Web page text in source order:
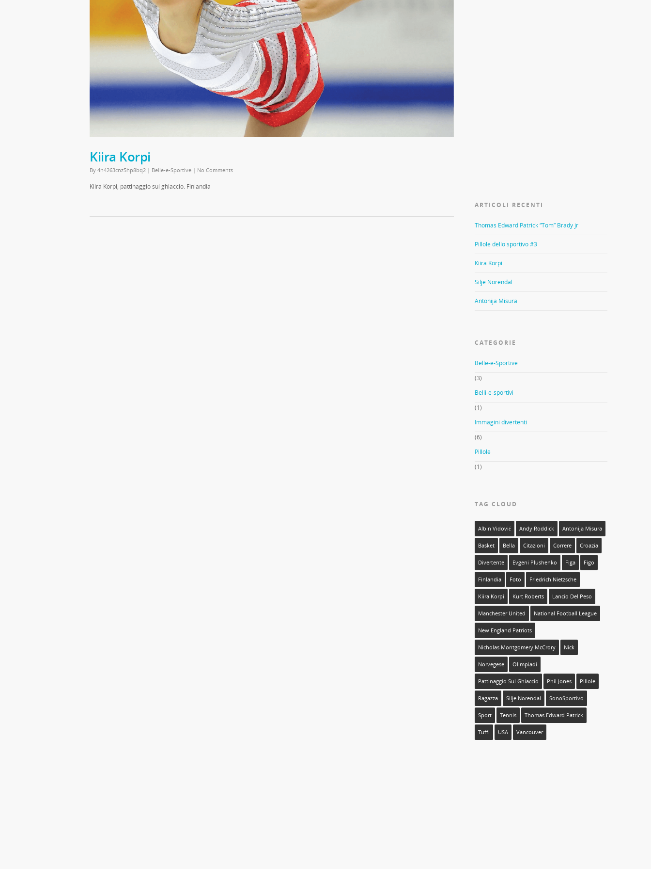
Kiira Korpi
By 4n4263cnz5hp8bq2 | Belle-e-Sportive | No Comments
Kiira Korpi, pattinaggio sul ghiaccio. Finlandia
ARTICOLI RECENTI
Thomas Edward Patrick “Tom” Brady jr
Pillole dello sportivo #3
Kiira Korpi
Silje Norendal
Antonija Misura
CATEGORIE
Belle-e-Sportive
(3)
Belli-e-sportivi
(1)
Immagini divertenti
(6)
Pillole
(1)
TAG CLOUD
Albin Vidović Andy Roddick Antonija Misura
Basket Bella Citazioni Correre Croazia
Divertente Evgeni Plushenko Figa Figo
Finlandia Foto Friedrich Nietzsche
Kiira Korpi Kurt Roberts Lancio Del Peso
Manchester United National Football League
New England Patriots
Nicholas Montgomery McCrory Nick
Norvegese Olimpiadi
Pattinaggio Sul Ghiaccio Phil Jones Pillole
Ragazza Silje Norendal SonoSportivo
Sport Tennis Thomas Edward Patrick
Tuffi USA Vancouver